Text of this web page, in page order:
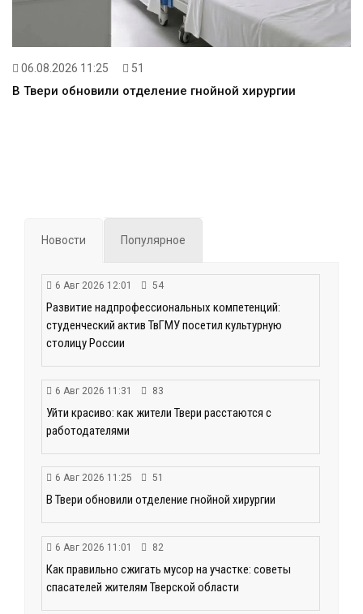
06.08.2026 11:25 51
В Твери обновили отделение гнойной хирургии
Новости Популярное
6 Авг 2026 12:01 54
Развитие надпрофессиональных компетенций:
студенческий актив ТвГМУ посетил культурную
столицу России
6 Авг 2026 11:31 83
Уйти красиво: как жители Твери расстаются с
работодателями
6 Авг 2026 11:25 51
В Твери обновили отделение гнойной хирургии
6 Авг 2026 11:01 82
Как правильно сжигать мусор на участке: советы
спасателей жителям Тверской области